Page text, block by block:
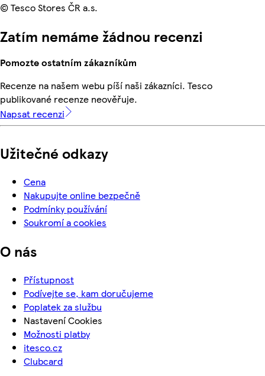
© Tesco Stores ČR a.s.
Zatím nemáme žádnou recenzi
Pomozte ostatním zákazníkům
Recenze na našem webu píší naši zákazníci. Tesco
publikované recenze neověřuje.
Napsat recenzi
Užitečné odkazy
Cena
Nakupujte online bezpečně
Podmínky používání
Soukromí a cookies
O nás
Přístupnost
Podívejte se, kam doručujeme
Poplatek za službu
Nastavení Cookies
Možnosti platby
itesco.cz
Clubcard